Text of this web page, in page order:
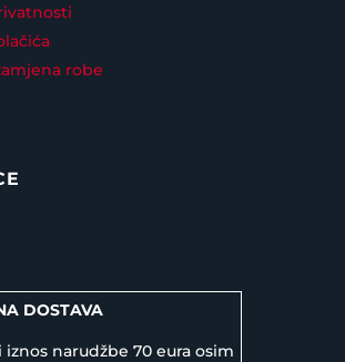
robe
DOSTAVA
narudžbe 70 eura osim